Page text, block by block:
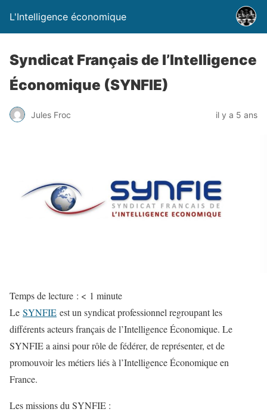
L'Intelligence économique
Syndicat Français de l’Intelligence
Économique (SYNFIE)
Jules Froc il y a 5 ans
Temps de lecture : < 1 minute
Le SYNFIE est un syndicat professionnel regroupant les
différents acteurs français de l’Intelligence Économique. Le
SYNFIE a ainsi pour rôle de fédérer, de représenter, et de
promouvoir les métiers liés à l’Intelligence Économique en
France.
Les missions du SYNFIE :